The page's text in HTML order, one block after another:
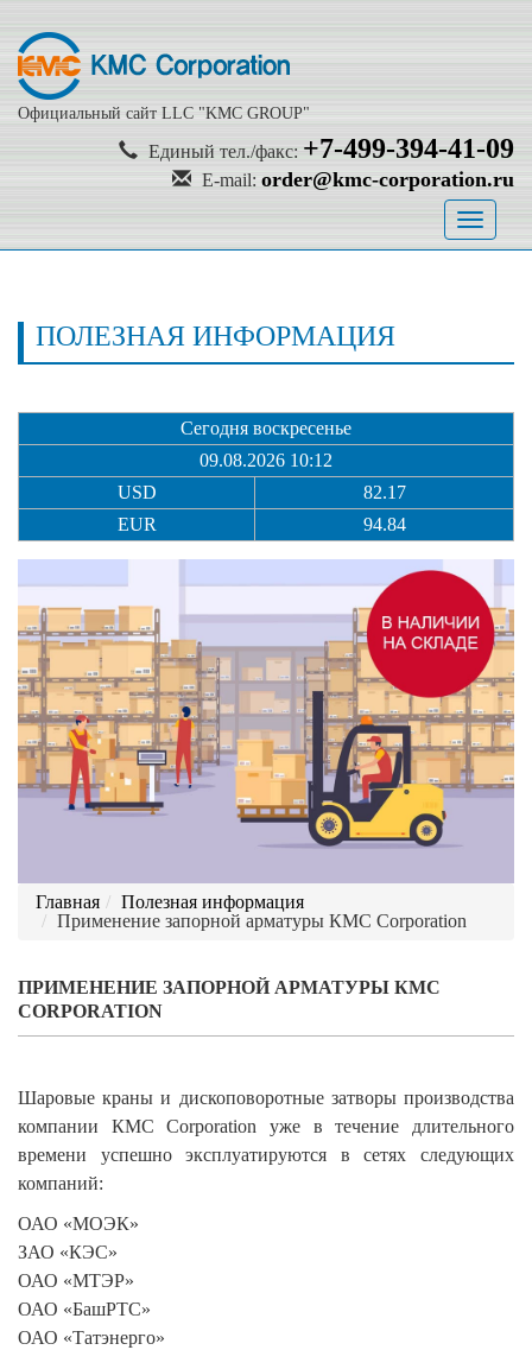
Официальный сайт LLC "KMC GROUP"
Единый тел./факс: +7-499-394-41-09
E-mail: order@kmc-corporation.ru
Toggle
ПОЛЕЗНАЯ ИНФОРМАЦИЯ
Сегодня воскресенье
09.08.2026 10:12
USD
82.17
EUR
94.84
Главная
Полезная информация
Применение запорной арматуры КМС Corporation
ПРИМЕНЕНИЕ ЗАПОРНОЙ АРМАТУРЫ КМС
CORPORATION
Шаровые краны и дископоворотные затворы производства
компании КМС Corporation уже в течение длительного
времени успешно эксплуатируются в сетях следующих
компаний:
ОАО «МОЭК»
ЗАО «КЭС»
ОАО «МТЭР»
ОАО «БашРТС»
ОАО «Татэнерго»